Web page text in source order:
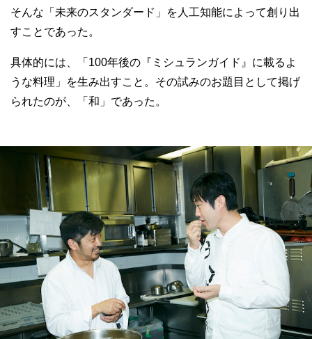
そんな「未来のスタンダード」を人工知能によって創り出
すことであった。
具体的には、「100年後の『ミシュランガイド』に載るよ
うな料理」を生み出すこと。その試みのお題目として掲げ
られたのが、「和」であった。